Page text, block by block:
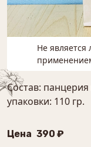
Не является
Состав:
упаковки: 110 гр.
Цена 390 ₽